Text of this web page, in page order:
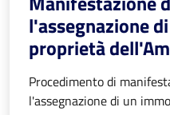
l'assegnazione
proprietà
Procedimento di
l'assegnazione di un